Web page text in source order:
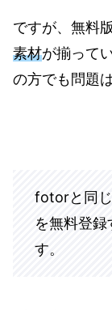
ですが、無料
素材が揃って
の方でも問題
fotorと同
を無料登録
す。